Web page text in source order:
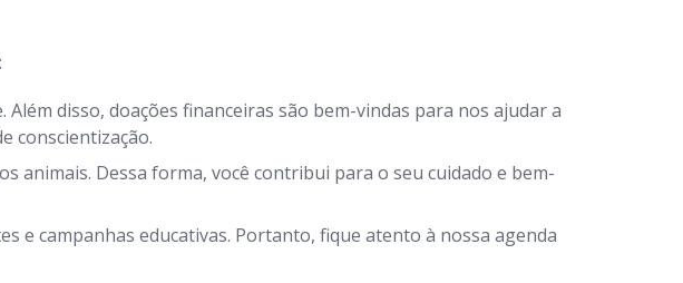
disso, doações financeiras são bem-vindas para nos ajudar a
conscientização.
animais. Dessa forma, você contribui para o seu cuidado e bem-
e campanhas educativas. Portanto, fique atento à nossa agenda